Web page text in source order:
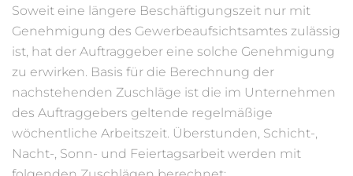
Soweit eine längere Beschäftigungszeit nur mit
Genehmigung des Gewerbeaufsichtsamtes zulässig
ist, hat der Auftraggeber eine solche Genehmigung
zu erwirken. Basis für die Berechnung der
nachstehenden Zuschläge ist die im Unternehmen
des Auftraggebers geltende regelmäßige
wöchentliche Arbeitszeit. Überstunden, Schicht-,
Nacht-, Sonn- und Feiertagsarbeit werden mit